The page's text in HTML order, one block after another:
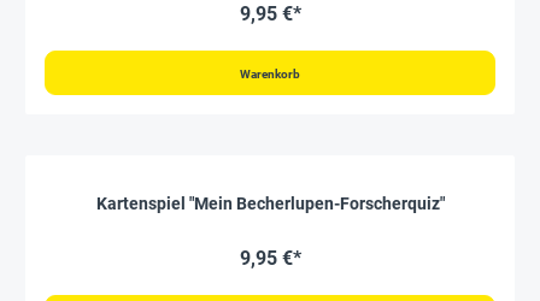
9,95 €*
Warenkorb
Kartenspiel "Mein Becherlupen-Forscherquiz"
9,95 €*